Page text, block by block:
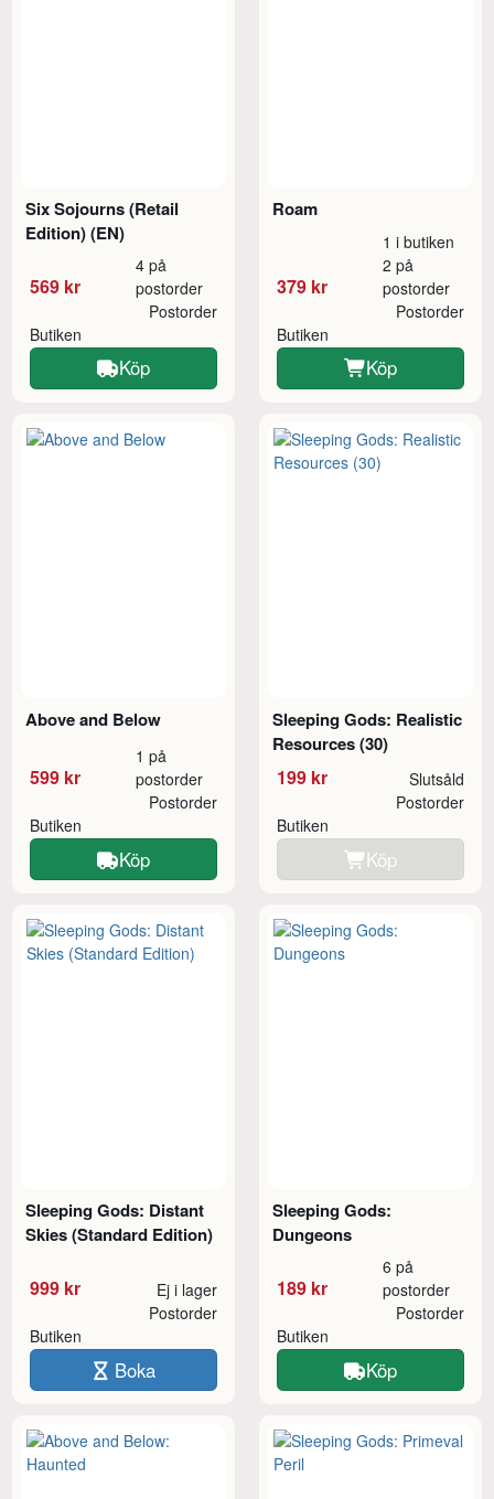
Six Sojourns (Retail
Edition) (EN)
569 kr
4 på
postorder
Butiken
Postorder
Köp
Roam
379 kr
1 i butiken
2 på
postorder
Butiken
Postorder
Köp
Above and Below
599 kr
1 på
postorder
Butiken
Postorder
Köp
Sleeping Gods: Realistic
Resources (30)
199 kr Slutsåld
Butiken
Postorder
Köp
Sleeping Gods: Distant
Skies (Standard Edition)
999 kr Ej i lager
Butiken
Postorder
Boka
Sleeping Gods:
Dungeons
189 kr
6 på
postorder
Butiken
Postorder
Köp